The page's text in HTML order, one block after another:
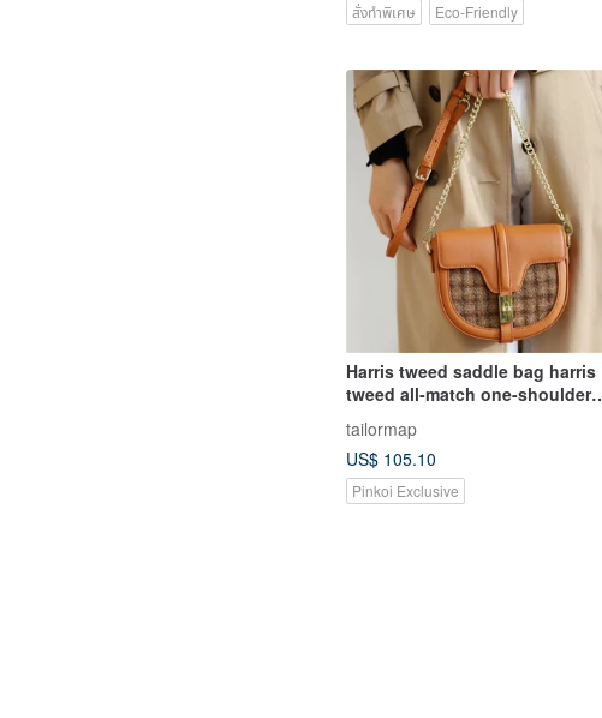
สั่งทำพิเศษ Eco-Friendly
Harris tweed saddle bag harris
tweed all-match one-shoulder
autumn and winter women's bag
tailormap
US$ 105.10
Pinkoi Exclusive